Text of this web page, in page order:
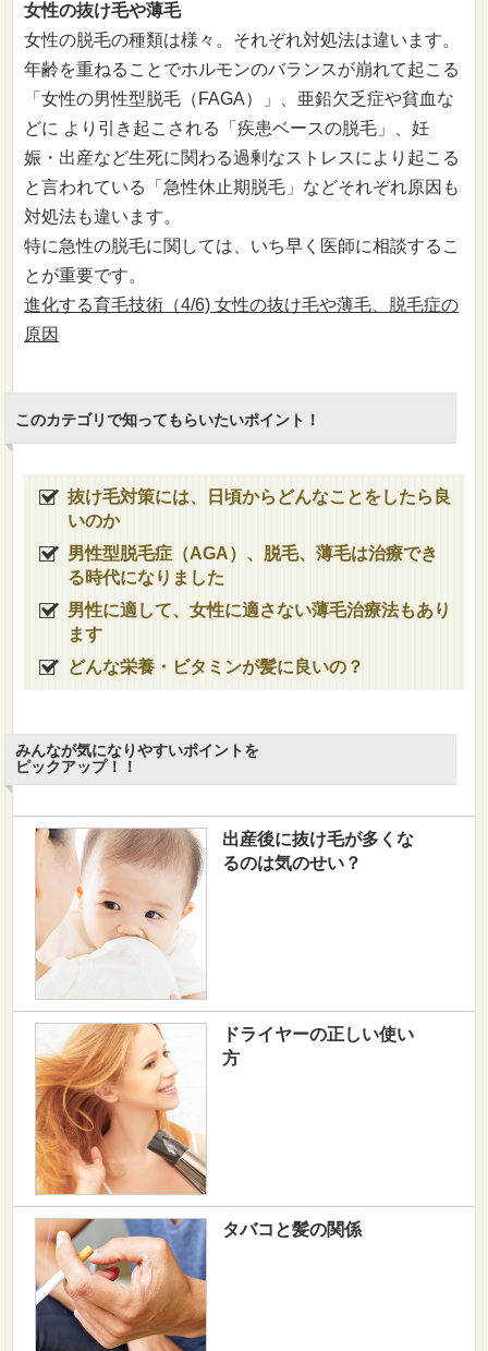
女性の抜け毛や薄毛
女性の脱毛の種類は様々。それぞれ対処法は違います。
年齢を重ねることでホルモンのバランスが崩れて起こる
「女性の男性型脱毛（FAGA）」、亜鉛欠乏症や貧血な
どに より引き起こされる「疾患ベースの脱毛」、妊
娠・出産など生死に関わる過剰なストレスにより起こる
と言われている「急性休止期脱毛」などそれぞれ原因も
対処法も違います。
特に急性の脱毛に関しては、いち早く医師に相談するこ
とが重要です。
進化する育毛技術（4/6) 女性の抜け毛や薄毛、脱毛症の
原因
このカテゴリで知ってもらいたいポイント！
抜け毛対策には、日頃からどんなことをしたら良
いのか
男性型脱毛症（AGA）、脱毛、薄毛は治療でき
る時代になりました
男性に適して、女性に適さない薄毛治療法もあり
ます
どんな栄養・ビタミンが髪に良いの？
みんなが気になりやすいポイントを
ピックアップ！！
出産後に抜け毛が多くな
るのは気のせい？
ドライヤーの正しい使い
方
タバコと髪の関係